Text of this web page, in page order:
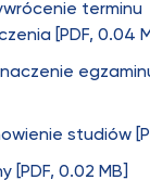
terminu
[PDF, 0.04
studiów
[PDF, 0.02 MB]